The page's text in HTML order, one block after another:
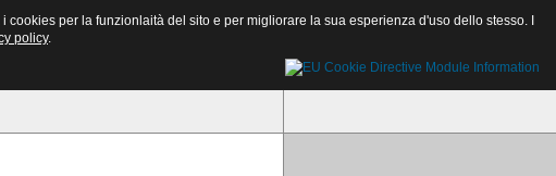
per la funzionlaità del sito e per migliorare la sua esperienza d'uso dello stesso. I
policy.